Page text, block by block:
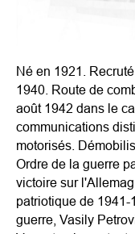
Né en 1921.
1940. Route de
août 1942 dans le
communications
motorisés.
Ordre de la guerre
victoire sur
patriotique de
guerre, Vasily